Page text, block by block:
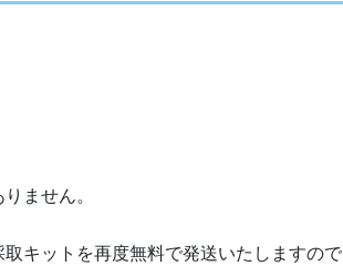
ません。
キットを再度無料で発送いたしますので